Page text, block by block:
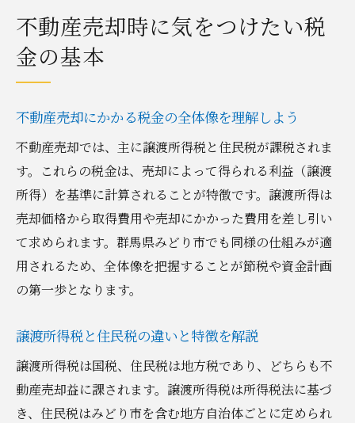
響
不動産売却で税金がかからないケースの条
ト
群馬県みどり市の不動産売却で押さえるべき税
制
みどり市特有の不動産売却税制を分かりや
すく紹介
地域ごとに異なる不動産売却の注意点とは
みどり市で不動産売却する際の税率の傾向
を整理
みどり市の不動産売却で利用できる控除制
度
地元での実体験を活かした不動産売却の税
不動産売却時に気をつけたい税
金の基本
不動産売却にかかる税金の全体像を理解しよう
不動産売却では、主に譲渡所得税と住民税が課税されま
す。これらの税金は、売却によって得られる利益（譲渡
所得）を基準に計算されることが特徴です。譲渡所得は
売却価格から取得費用や売却にかかった費用を差し引い
て求められます。群馬県みどり市でも同様の仕組みが適
用されるため、全体像を把握することが節税や資金計画
の第一歩となります。
譲渡所得税と住民税の違いと特徴を解説
譲渡所得税は国税、住民税は地方税であり、どちらも不
動産売却益に課されます。譲渡所得税は所得税法に基づ
き、住民税はみどり市を含む地方自治体ごとに定められ